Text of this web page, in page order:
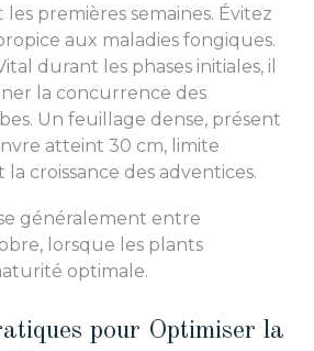
premières semaines. Évitez
propice aux maladies fongiques.
durant les phases initiales, il
la concurrence des
Un feuillage dense, présent
atteint 30 cm, limite
croissance des adventices.
généralement entre
lorsque les plants
optimale.
pour Optimiser la